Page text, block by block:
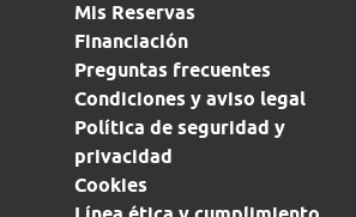
Mis Reservas
Financiación
Preguntas frecuentes
Condiciones y aviso legal
Política de seguridad y
privacidad
Cookies